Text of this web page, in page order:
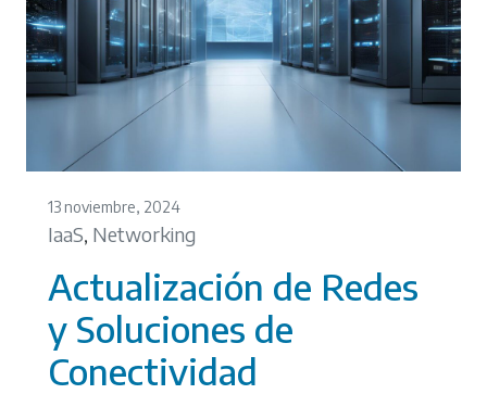
13 noviembre, 2024
IaaS, Networking
Actualización de Redes
y Soluciones de
Conectividad